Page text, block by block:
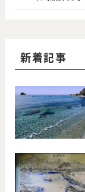
新着記事